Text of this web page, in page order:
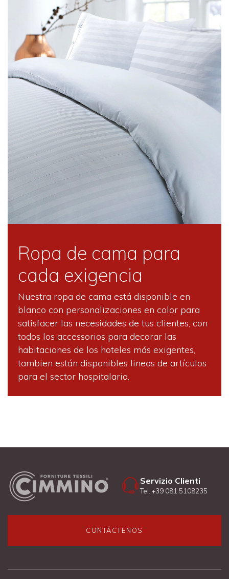
Ropa de cama para
cada exigencia
Nuestra ropa de cama está disponible en
blanco con personalizaciones en color para
satisfacer las necesidades de tus clientes, con
todos los accessorios para decorar las
habitaciones de los hoteles más exigentes,
tambien están disponibles lineas de artículos
para el sector hospitalario.
Servizio Clienti
Tel. +39 081.5108235
CONTÁCTENOS